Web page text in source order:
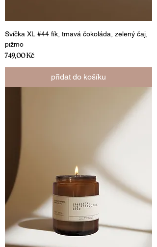
Svíčka XL #44 fík, tmavá čokoláda, zelený čaj,
pižmo
Cena
749,00 Kč
přidat do košíku